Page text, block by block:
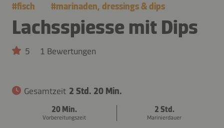
#fisch #marinaden, dressings & dips
Lachsspiesse mit Dips
5 1 Bewertungen
Gesamtzeit 2 Std. 20 Min.
20 Min.
Vorbereitungszeit
2 Std.
Marinierdauer